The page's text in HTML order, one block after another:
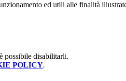
ed utili alle finalità
possibile disabilitarli.
POLICY.